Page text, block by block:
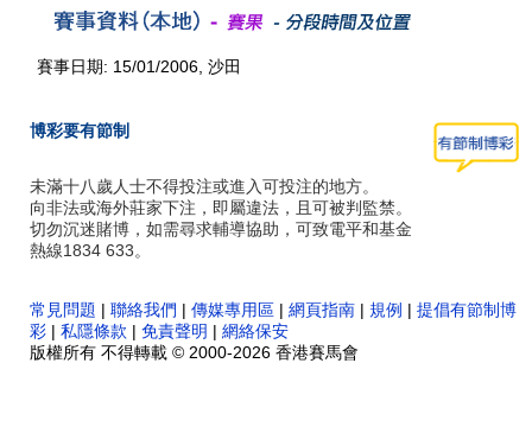
賽事日期: 15/01/2006, 沙田
博彩要有節制
未滿十八歲人士不得投注或進入可投注的地方。
向非法或海外莊家下注，即屬違法，且可被判監禁。
切勿沉迷賭博，如需尋求輔導協助，可致電平和基金
熱線1834 633。
常見問題 | 聯絡我們 | 傳媒專用區 | 網頁指南 | 規例 | 提倡有節制博
彩 | 私隱條款 | 免責聲明 | 網絡保安
版權所有 不得轉載 © 2000-2026 香港賽馬會